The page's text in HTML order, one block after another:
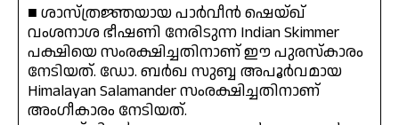
■ ശാസ്ത്രജ്ഞയായ പാർവീൻ ഷെയ്ഖ്
വംശനാശ ഭീഷണി നേരിടുന്ന Indian Skimmer
പക്ഷിയെ സംരക്ഷിച്ചതിനാണ് ഈ പുരസ്കാരം
നേടിയത്. ഡോ. ബർഖ സുബ്ബ അപൂർവമായ
Himalayan Salamander സംരക്ഷിച്ചതിനാണ്
അംഗീകാരം നേടിയത്.